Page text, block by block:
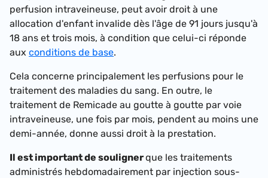
perfusion intraveineuse, peut avoir droit à une
allocation d'enfant invalide dès l'âge de 91 jours jusqu'à
18 ans et trois mois, à condition que celui-ci réponde
aux conditions de base.
Cela concerne principalement les perfusions pour le
traitement des maladies du sang. En outre, le
traitement de Remicade au goutte à goutte par voie
intraveineuse, une fois par mois, pendent au moins une
demi-année, donne aussi droit à la prestation.
Il est important de soulignerque les traitements
administrés hebdomadairement par injection sous-